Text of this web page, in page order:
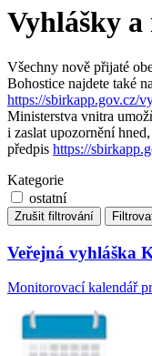
Vyhlášky
Všechny nově přijaté
Bohostice najdete také
https://sbirkapp.gov.cz/
Ministerstva vnitra
i zaslat upozornění
předpis https://
Kategorie
ostatní
Zrušit filtrování
Veřejná vyhláška
Monitorovací kalendář